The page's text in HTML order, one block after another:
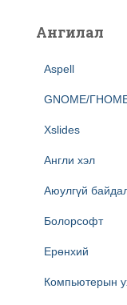
Ангилал
Aspell
GNOME/
Xslides
Англи хэл
Аюулгүй
Болорсофт
Ерөнхий
Компьютерын